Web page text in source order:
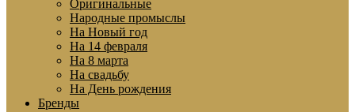
Оригинальные
Народные промыслы
На Новый год
На 14 февраля
На 8 марта
На свадьбу
На День рождения
Бренды